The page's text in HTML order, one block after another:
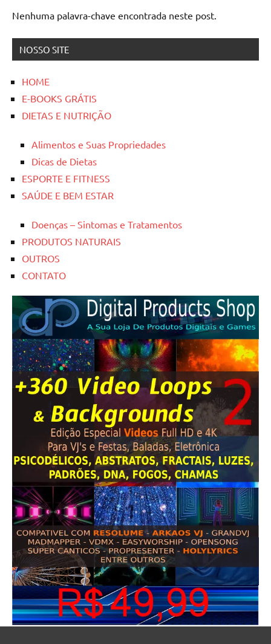
Nenhuma palavra-chave encontrada neste post.
NOSSO SITE
HOME
E-BOOKS GRÁTIS
DIETAS E NUTRIÇÃO
Alimentos e Suas Propriedades
Dicas de Dietas
ESPORTE E FITNESS
SAÚDE E BEM ESTAR
Doenças – Sintomas e Tratamentos
PRODUTOS NATURAIS
OUTROS
CONTATO